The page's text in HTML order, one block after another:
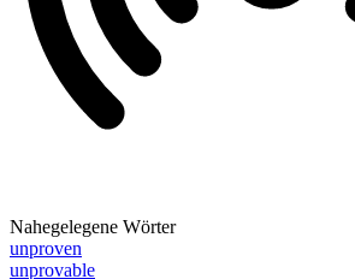
Nahegelegene Wörter
unproven
unprovable